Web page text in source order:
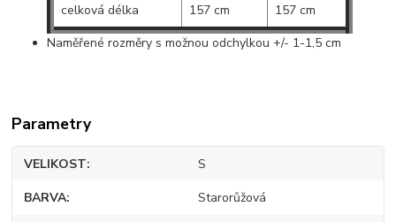
celková délka
157 cm
157 cm
Naměřené rozměry s možnou odchylkou +/- 1-1,5 cm
Parametry
VELIKOST S
BARVA Starorůžová